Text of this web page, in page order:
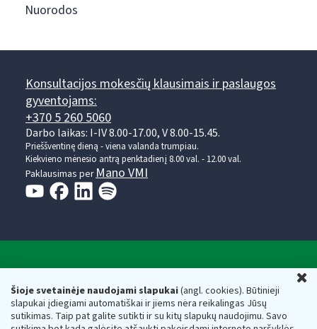
Šioje svetainėje naudojami slapukai(angl. cookies). Būtinieji
slapukai įdiegiami automatiškai ir jiems nėra reikalingas Jūsų
sutikimas. Taip pat galite sutikti ir su kitų slapukų naudojimu. Savo
Nuorodos
Konsultacijos mokesčių klausimais ir paslaugos
gyventojams:
+370 5 260 5060
Darbo laikas: I-IV 8.00-17.00, V 8.00-15.45.
Prieššventinę dieną - viena valanda trumpiau.
Kiekvieno mėnesio antrą penktadienį 8.00 val. - 12.00 val.
Paklausimas per Mano VMI
Respublikos finansų ministerijos
Biudžetinė įstaiga. Juridinio asmens kodas — 188659752,
adresas: Vasario 16-osios g. 14, 01107 Vilnius, Lietuva, el.paštas: